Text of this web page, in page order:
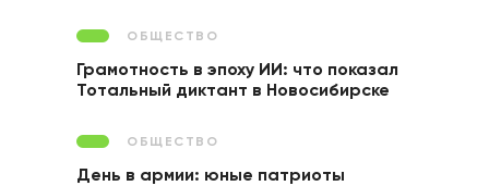
ОБЩЕСТВО
Грамотность в эпоху ИИ: что показал
Тотальный диктант в Новосибирске
ОБЩЕСТВО
День в армии: юные патриоты